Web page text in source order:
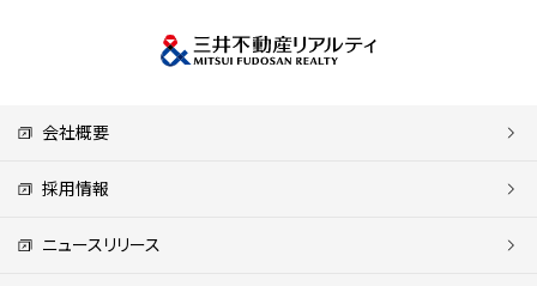
会社概要
採用情報
ニュースリリース